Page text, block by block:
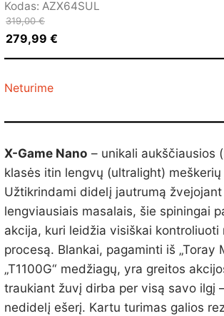
Kodas: AZX64SUL
319,00€
Original
price
was:
319,00 €.
279,99 €
Current
price
is:
279,99 €.
Neturime
X-Game Nano – unikali aukščiausios
klasės itin lengvų (ultralight) meškerių
Užtikrindami didelį jautrumą
lengviausiais masalais, šie spiningai
akcija, kuri leidžia visiškai kontroliuoti
procesą. Blankai, pagaminti iš „Toray
„T1100G“ medžiagų, yra greitos
traukiant žuvį dirba per visą savo ilgį
nedidelį ešerį. Kartu turimas galios